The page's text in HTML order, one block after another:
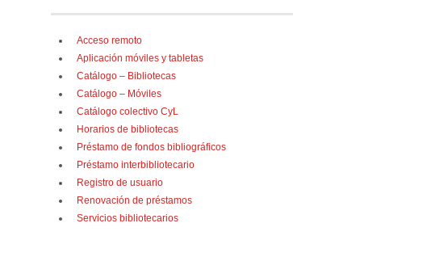
Acceso remoto
Aplicación móviles y tabletas
Catálogo – Bibliotecas
Catálogo – Móviles
Catálogo colectivo CyL
Horarios de bibliotecas
Préstamo de fondos bibliográficos
Préstamo interbibliotecario
Registro de usuario
Renovación de préstamos
Servicios bibliotecarios